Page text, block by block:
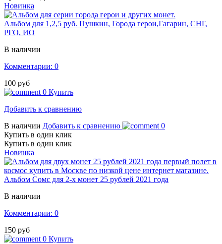
Новинка
Альбом для 1,2,5 руб. Пушкин, Города герои,Гагарин, СНГ,
РГО, ИО
В наличии
Комментарии: 0
100 руб
0 Купить
Добавить к сравнению
В наличии Добавить к сравнению
0
Купить в один клик
Купить в один клик
Новинка
Альбом Сомс для 2-х монет 25 рублей 2021 года
В наличии
Комментарии: 0
150 руб
0 Купить